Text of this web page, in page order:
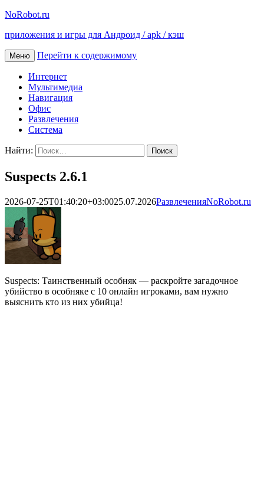
NoRobot.ru
приложения и игры для Андроид / apk / кэш
Меню Перейти к содержимому
Интернет
Мультимедиа
Навигация
Офис
Развлечения
Система
Найти:
Suspects 2.6.1
2026-07-25T01:40:20+03:0025.07.2026РазвлеченияNoRobot.ru
Suspects: Таинственный особняк — раскройте загадочное
убийство в особняке с 10 онлайн игроками, вам нужно
выяснить кто из них убийца!